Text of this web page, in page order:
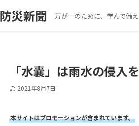
防災新聞 万が一のために、学んで備え
「水嚢」は雨水の侵入
2021年8月7日
本サイトはプロモーションが含まれています。